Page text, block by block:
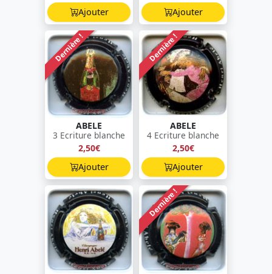
Ajouter
Ajouter
Dernière !
ABELE
3 Ecriture blanche
2,50€
Ajouter
Dernière !
ABELE
4 Ecriture blanche
2,50€
Ajouter
Dernière !